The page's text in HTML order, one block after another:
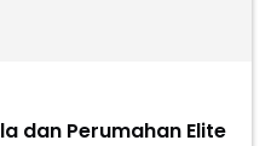
dan Perumahan Elite